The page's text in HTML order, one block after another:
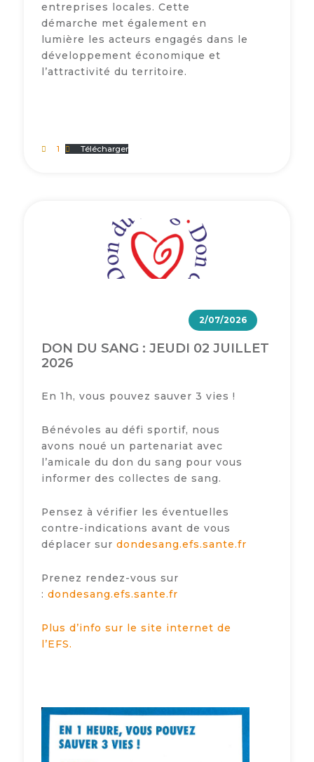
entreprises locales. Cette
démarche met également en
lumière les acteurs engagés dans le
développement économique et
l’attractivité du territoire.
1 Télécharger
2/07/2026
DON DU SANG : JEUDI 02 JUILLET
2026
En 1h, vous pouvez sauver 3 vies !
Bénévoles au défi sportif, nous
avons noué un partenariat avec
l’amicale du don du sang pour vous
informer des collectes de sang.
Pensez à vérifier les éventuelles
contre-indications avant de vous
déplacer sur dondesang.efs.sante.fr
Prenez rendez-vous sur
: dondesang.efs.sante.fr
Plus d’info sur le site internet de
l’EFS.